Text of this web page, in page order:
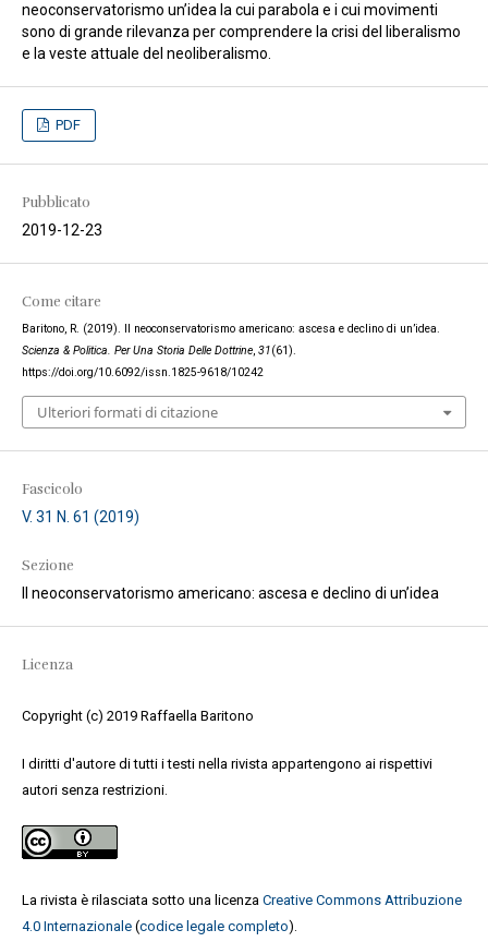
neoconservatorismo un’idea la cui parabola e i cui movimenti
sono di grande rilevanza per comprendere la crisi del liberalismo
e la veste attuale del neoliberalismo.
PDF
Pubblicato
2019-12-23
Come citare
Baritono, R. (2019). Il neoconservatorismo americano: ascesa e declino di un’idea.
Scienza & Politica. Per Una Storia Delle Dottrine, 31(61).
https://doi.org/10.6092/issn.1825-9618/10242
Ulteriori formati di citazione
Fascicolo
V. 31 N. 61 (2019)
Sezione
Il neoconservatorismo americano: ascesa e declino di un’idea
Licenza
Copyright (c) 2019 Raffaella Baritono
I diritti d'autore di tutti i testi nella rivista appartengono ai rispettivi
autori senza restrizioni.
La rivista è rilasciata sotto una licenza Creative Commons Attribuzione
4.0 Internazionale(codice legale completo).